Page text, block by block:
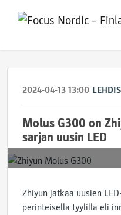
2024-04-13 13:00
Molus G300 on
sarjan uusin LED
Zhiyun jatkaa uusien
perinteisellä tyylillä eli